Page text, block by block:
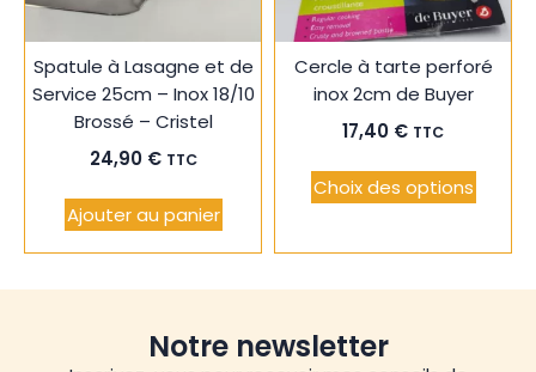
Spatule à Lasagne et de
Service 25cm – Inox 18/10
Brossé – Cristel
24,90 € TTC
Ajouter au panier
Cercle à tarte perforé
inox 2cm de Buyer
17,40 € TTC
Choix des options
Notre newsletter